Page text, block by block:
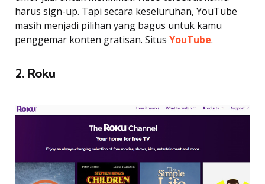
harus sign-up. Tapi secara keseluruhan, YouTube
masih menjadi pilihan yang bagus untuk kamu
penggemar konten gratisan. Situs YouTube.
2. Roku